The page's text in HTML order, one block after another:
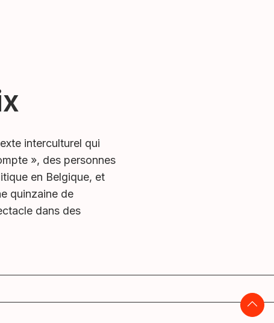
interculturel qui
», des personnes
en Belgique, et
quinzaine de
dans des